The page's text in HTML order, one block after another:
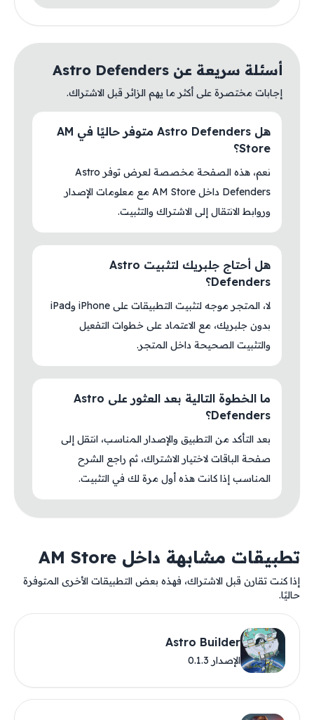
أسئلة سريعة عن Astro Defenders
إجابات مختصرة على أكثر ما يهم الزائر قبل الاشتراك.
هل Astro Defenders متوفر حاليًا في AM
Store؟
نعم، هذه الصفحة مخصصة لعرض توفر Astro
Defenders داخل AM Store مع معلومات الإصدار
وروابط الانتقال إلى الاشتراك والتثبيت.
هل أحتاج جلبريك لتثبيت Astro
Defenders؟
لا، المتجر موجه لتثبيت التطبيقات على iPhone وiPad
بدون جلبريك، مع الاعتماد على خطوات التفعيل
والتثبيت الصحيحة داخل المتجر.
ما الخطوة التالية بعد العثور على Astro
Defenders؟
بعد التأكد من التطبيق والإصدار المناسب، انتقل إلى
صفحة الباقات لاختيار الاشتراك، ثم راجع الشرح
المناسب إذا كانت هذه أول مرة لك في التثبيت.
تطبيقات مشابهة داخل AM Store
إذا كنت تقارن قبل الاشتراك، فهذه بعض التطبيقات الأخرى المتوفرة
حاليًا.
Astro Builder
الإصدار 0.1.3